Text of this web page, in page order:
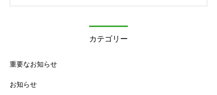
カテゴリー
重要なお知らせ
お知らせ